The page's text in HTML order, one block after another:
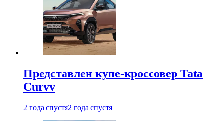
Представлен купе-кроссовер Tata
Curvv
2 года спустя2 года спустя